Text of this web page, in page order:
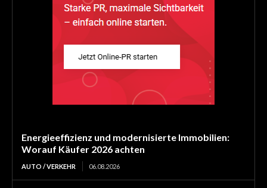
Energieeffizienz und modernisierte Immobilien:
Worauf Käufer 2026 achten
AUTO / VERKEHR 06.08.2026